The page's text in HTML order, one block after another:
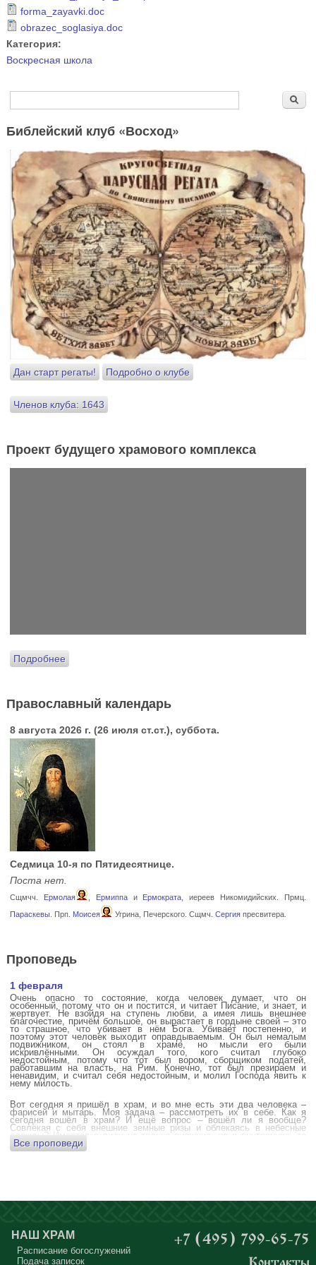
forma_zayavki.doc
obrazec_soglasiya.doc
Категория:
Воскресная школа
Форма поиска
Библейский клуб «Восход»
Дан старт регаты! Подробно о клубе
Членов клуба: 1643
Проект будущего храмового комплекса
Подробнее
Православный календарь
8 августа 2026 г. (26 июля ст.ст.), суббота.
Седмица 10-я по Пятидесятнице.
Поста нет.
Сщмчч. Ермолая Ермиппаи Ермократа , иереев Никомидийских. Прмц.
Параскевы. Прп. Моисея Угрина, Печерского. Сщмч. Сергияпресвитера.
Проповедь
1 февраля
Очень опасно то состояние, когда человек думает, что он
особенный, потому что он и постится, и читает Писание, и знает, и
жертвует. Не взойдя на ступень любви, а имея лишь внешнее
благочестие, причём большое, он вырастает в гордыне своей – это
то страшное, что убивает в нём Бога. Убивает постепенно, и
поэтому этот человек выходит оправдываемым. Он был немалым
подвижником, он стоял в храме, но мысли его были
искривлёнными. Он осуждал того, кого считал глубоко
недостойным, потому что тот был вором, сборщиком податей,
работавшим на власть, на Рим. Конечно, тот был презираем и
ненавидим, и считал себя недостойным, и молил Господа явить к
нему милость.
Вот сегодня я пришёл в храм, и во мне есть эти два человека –
фарисей и мытарь. Моя задача – рассмотреть их в себе. Как я
сегодня вошёл в храм? И ещё вопрос – вошёл ли я вообще?
Совлекая с себя внешние земные ризы и облекаясь в небесные
одежды? Имеется в виду не только внешние, но и внутренние, то
есть помыслы.
сердца?
Бог открыл помыслы людей, стоящих в храме, и он ужаснулся
тому, что никто из них не молится – ни один человек, кроме одного
мальчика. Мысли у людей о чём угодно: о работе, о молодой жене
или возлюбленной, о детях, о долгах, о футбольном матче, о
Все проповеди
НАШ ХРАМ
Расписание богослужений
Подача записок
+7 (495) 799-65-75
Контакты